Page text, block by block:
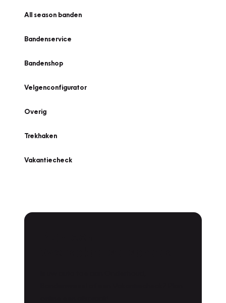
All season banden
Bandenservice
Bandenshop
Velgenconfigurator
Overig
Trekhaken
Vakantiecheck